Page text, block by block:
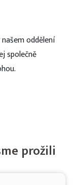
oddělení
společně
prožili